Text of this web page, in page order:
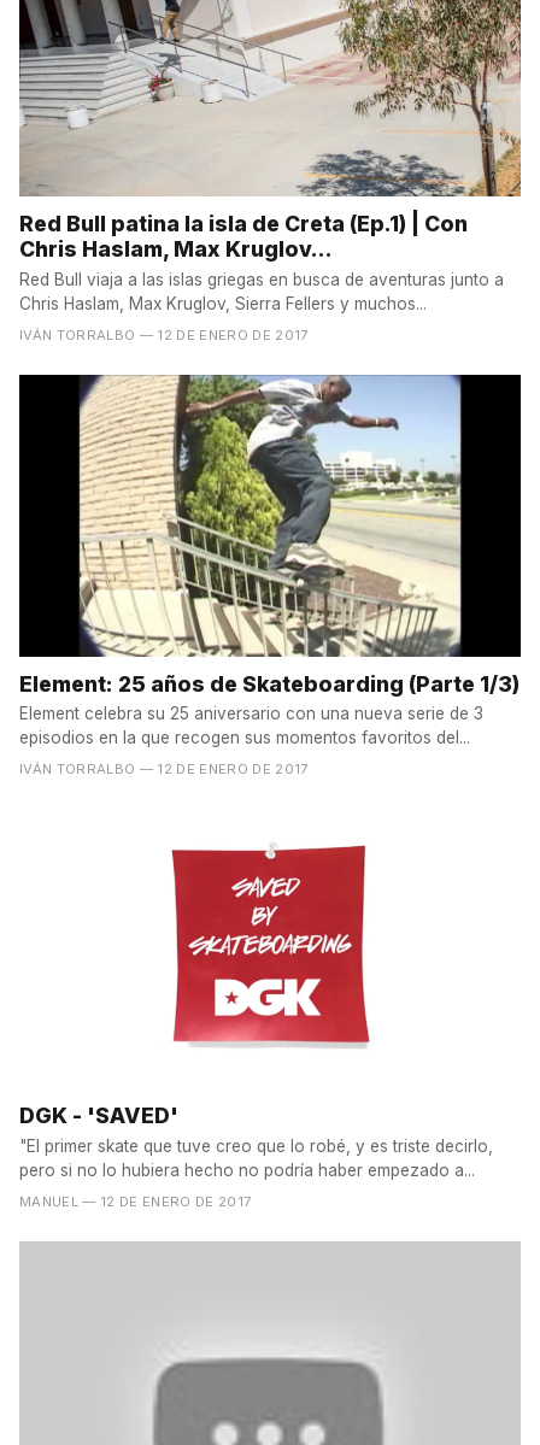
Red Bull patina la isla de Creta (Ep.1) | Con
Chris Haslam, Max Kruglov...
Red Bull viaja a las islas griegas en busca de aventuras junto a
Chris Haslam, Max Kruglov, Sierra Fellers y muchos...
IVÁN TORRALBO — 12 DE ENERO DE 2017
Element: 25 años de Skateboarding (Parte 1/3)
Element celebra su 25 aniversario con una nueva serie de 3
episodios en la que recogen sus momentos favoritos del...
IVÁN TORRALBO — 12 DE ENERO DE 2017
DGK - 'SAVED'
"El primer skate que tuve creo que lo robé, y es triste decirlo,
pero si no lo hubiera hecho no podría haber empezado a...
MANUEL — 12 DE ENERO DE 2017